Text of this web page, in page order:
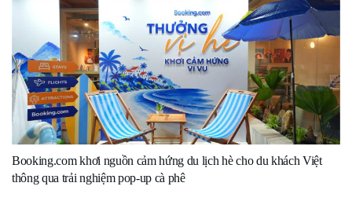
Booking.com khơi nguồn cảm hứng du lịch hè cho du khách Việt
thông qua trải nghiệm pop-up cà phê